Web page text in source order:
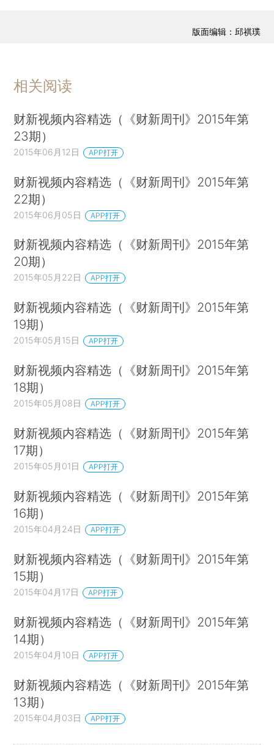
版面编辑：邱祺璞
相关阅读
财新视频内容精选（《财新周刊》2015年第
23期）
2015年06月12日 APP打开
财新视频内容精选（《财新周刊》2015年第
22期）
2015年06月05日 APP打开
财新视频内容精选（《财新周刊》2015年第
20期）
2015年05月22日 APP打开
财新视频内容精选（《财新周刊》2015年第
19期）
2015年05月15日 APP打开
财新视频内容精选（《财新周刊》2015年第
18期）
2015年05月08日 APP打开
财新视频内容精选（《财新周刊》2015年第
17期）
2015年05月01日 APP打开
财新视频内容精选（《财新周刊》2015年第
16期）
2015年04月24日 APP打开
财新视频内容精选（《财新周刊》2015年第
15期）
2015年04月17日 APP打开
财新视频内容精选（《财新周刊》2015年第
14期）
2015年04月10日 APP打开
财新视频内容精选（《财新周刊》2015年第
13期）
2015年04月03日 APP打开